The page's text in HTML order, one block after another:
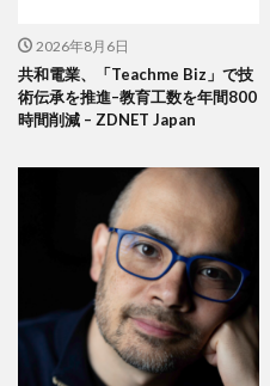
2026年8月6日
共和電業、「Teachme Biz」で技
術伝承を推進–教育工数を年間800
時間削減 – ZDNET Japan